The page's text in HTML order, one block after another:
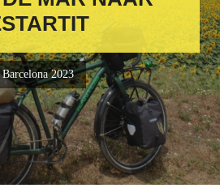
Barcelona 2023